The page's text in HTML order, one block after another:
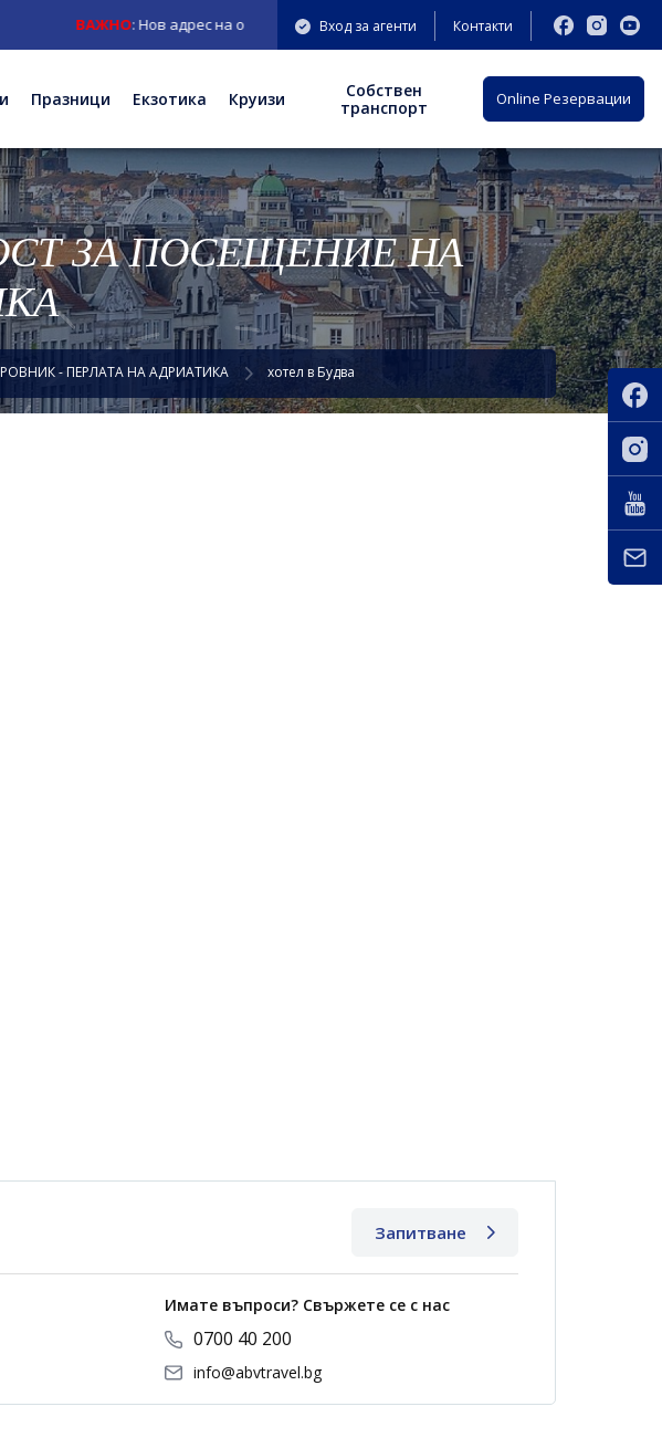
: Нов адрес на офис София: бул. "Княгиня Мария Луиза" 9-11 ет.3;
Вход за агенти Контакти
Празници Екзотика Круизи
Собствен
транспорт
Оnline Резервации
ЗА ПОСЕЩЕНИЕ НА
- ПЕРЛАТА НА АДРИАТИКА хотел в Будва
Запитване
Имате въпроси? Свържете се с нас
0700 40 200
info@abvtravel.bg